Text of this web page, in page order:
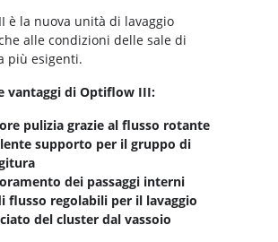
è la nuova unità di lavaggio
alle condizioni delle sale di
più esigenti.
vantaggi di Optiflow III:
pulizia grazie al flusso rotante
supporto per il gruppo di
dei passaggi interni
flusso regolabili per il lavaggio
del cluster dal vassoio